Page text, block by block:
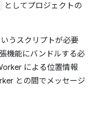
としてプロジェクトの
いうスクリプトが必要
機能にバンドルする必
による位置情報
との間でメッセージ